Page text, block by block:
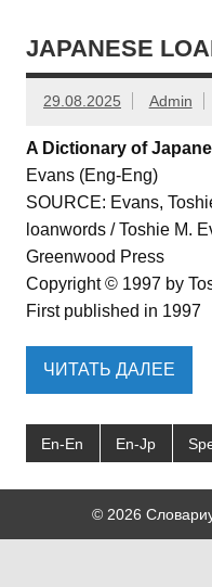
JAPANESE
29.08.2025 Admin
A Dictionary of
Evans (Eng-Eng)
SOURCE: Evans,
loanwords / Toshie M.
Greenwood Press
Copyright © 1997 by
First published in 1997
ЧИТАТЬ ДАЛЕЕ
En-En En-Jp
© 2026